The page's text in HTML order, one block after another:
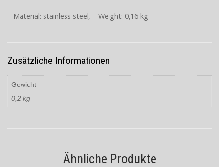
– Material: stainless steel, – Weight: 0,16 kg
Zusätzliche Informationen
Gewicht
0,2 kg
Ähnliche Produkte